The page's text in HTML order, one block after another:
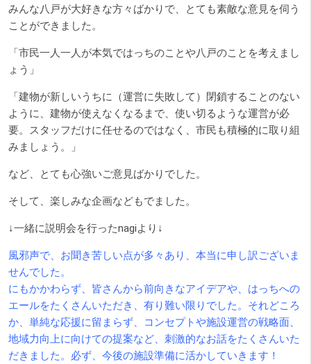
みんな八戸が大好きな方々ばかりで、とても素敵な意見を伺う
ことができました。
「市民一人一人が本気ではっちのことや八戸のことを考えまし
ょう」
「建物が新しいうちに（運営に失敗して）閉鎖することのない
ように、建物が使えなくなるまで、使い切るような運営が必
要。スタッフだけに任せるのではなく、市民も積極的に取り組
みましょう。」
など、とても心強いご意見ばかりでした。
そして、楽しみな企画などもでました。
↓一緒に説明会を行ったnagiより↓
風邪声で、お聞き苦しい点が多々あり、本当に申し訳ございま
せんでした。
にもかかわらず、皆さんから前向きなアイデアや、はっちへの
エールをたくさんいただき、有り難い限りでした。それどころ
か、単純な応援に留まらず、コンセプトや施設運営の戦略面、
地域力向上に向けての提案など、刺激的なお話をたくさんいた
だきました。必ず、今後の施設準備に活かしていきます！